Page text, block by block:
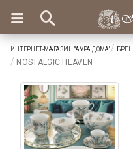
Вход
Избранное
×
Салоны
Доставка
Оплата
Подарки
Ароматы
для
дома
ИНТЕРНЕТ-МАГАЗИН "АУРА ДОМА"
NOSTALGIC HEAVEN